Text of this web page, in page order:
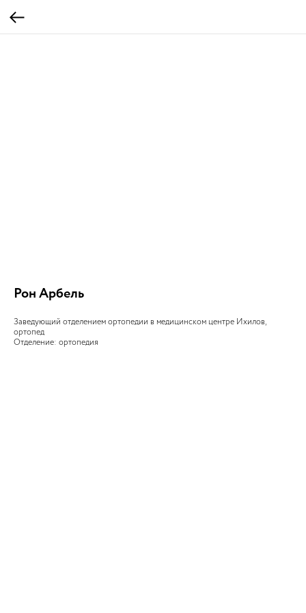
Рон Арбель
Заведующий отделением ортопедии в медицинском центре Ихилов,
ортопед
Отделение: ортопедия